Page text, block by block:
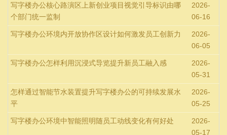
写字楼办公核心路演区上新创业项目视觉引导标识由哪
个部门统一监制
2026-
06-16
写字楼办公环境内开放协作区设计如何激发员工创新力
2026-
06-05
写字楼办公怎样利用沉浸式导览提升新员工融入感
2026-
05-31
怎样通过智能节水装置提升写字楼办公的可持续发展水
平
2026-
05-25
写字楼办公环境中智能照明随员工动线变化有何好处
2026-
05-17